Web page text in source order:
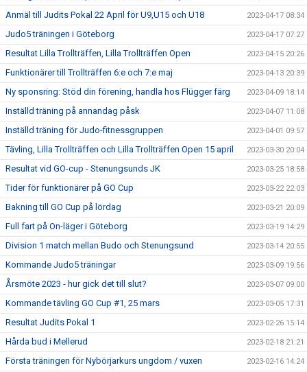
Anmäl till Judits Pokal 22 April för U9,U15 och U18 2023-04-17 08:34
Judo5 träningen i Göteborg 2023-04-17 07:27
Resultat Lilla Trollträffen, Lilla Trollträffen Open 2023-04-15 20:26
Funktionärer till Trollträffen 6:e och 7:e maj 2023-04-13 20:39
Ny sponsring: Stöd din förening, handla hos Flügger färg 2023-04-09 18:14
Inställd träning på annandag påsk 2023-04-07 11:08
Inställd träning för Judo-fitnessgruppen 2023-04-01 09:57
Tävling, Lilla Trollträffen och Lilla Trollträffen Open 15 april 2023-03-30 20:04
Resultat vid GO-cup - Stenungsunds JK 2023-03-25 18:58
Tider för funktionärer på GO Cup 2023-03-22 22:03
Bakning till GO Cup på lördag 2023-03-21 20:09
Full fart på On-läger i Göteborg 2023-03-19 14:29
Division 1 match mellan Budo och Stenungsund 2023-03-14 20:55
Kommande Judo5 träningar 2023-03-09 19:56
Årsmöte 2023 - hur gick det till slut? 2023-03-07 09:00
Kommande tävling GO Cup #1, 25 mars 2023-03-05 17:31
Resultat Judits Pokal 1 2023-02-26 15:14
Hårda bud i Mellerud 2023-02-18 21:21
Första träningen för Nybörjarkurs ungdom / vuxen 2023-02-16 14:24